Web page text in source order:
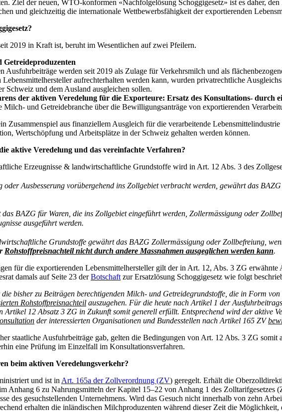
Ziel der neuen, WTO-konformen «Nachfolgelösung Schoggigesetz» ist es daher,
und gleichzeitig die internationale Wettbewerbsfähigkeit der exportierenden
2019 in Kraft ist, beruht im Wesentlichen auf zwei Pfeilern.
Getreideproduzenten
Ausfuhrbeiträge werden seit 2019 als Zulage für Verkehrsmilch und als
aufrechterhalten werden kann, wurden privatrechtliche
Schweiz und dem Ausland ausgleichen sollen.
der aktiven Veredelung für die Exporteure: Ersatz des Konsultations- durch
Milch- und Getreidebranche über die Bewilligungsanträge von exportierenden
Zusammenspiel aus finanziellem Ausgleich für die verarbeitende
Wertschöpfung und Arbeitsplätze in der Schweiz gehalten werden können.
aktive Veredelung und das vereinfachte Verfahren?
Erzeugnisse & landwirtschaftliche Grundstoffe wird in Art. 12 Abs. 3 des
Ausbesserung vorübergehend ins Zollgebiet verbracht werden, gewährt das
BAZG für Waren, die ins Zollgebiet eingeführt werden, Zollermässigung oder
ausgeführt werden.
Grundstoffe gewährt das BAZG Zollermässigung oder Zollbefreiung,
Rohstoffpreisnachteil nicht durch andere Massnahmen ausgeglichen werden kann.
für die exportierenden Lebensmittelhersteller gilt der in Art. 12, Abs. 3 ZG
damals auf Seite 23 derBotschaft zur Ersatzlösung Schoggigesetz wie folgt
bisher zu Beiträgen berechtigenden Milch- und Getreidegrundstoffe, die in Form
Rohstoffpreisnachteil auszugehen. Für die heute nach Artikel 1 der
Artikel 12 Absatz 3 ZG in Zukunft somit generell erfüllt. Entsprechend wird der aktive
der interessierten Organisationen und Bundesstellen nach Artikel 165 ZV
staatliche Ausfuhrbeiträge gab, gelten die Bedingungen von Art. 12 Abs. 3 ZG
eine Prüfung im Einzelfall im Konsultationsverfahren.
beim aktiven Veredelungsverkehr?
und ist in Art. 165a der Zollverordnung (ZV) geregelt. Erhält die
Anhang 6 zu Nahrungsmitteln der Kapitel 15–22 von Anhang 1 des
des gesuchstellenden Unternehmens. Wird das Gesuch nicht innerhalb von zehn
erhalten die inländischen Milchproduzenten während dieser Zeit die